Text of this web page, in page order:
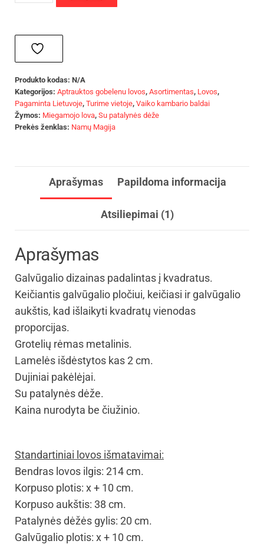
Produkto kodas: N/A
Kategorijos: Aptrauktos gobelenu lovos, Asortimentas, Lovos,
Pagaminta Lietuvoje, Turime vietoje, Vaiko kambario baldai
Žymos: Miegamojo lova, Su patalynės dėže
Prekės ženklas: Namų Magija
Aprašymas Papildoma informacija
Atsiliepimai (1)
Aprašymas
Galvūgalio dizainas padalintas į kvadratus.
Keičiantis galvūgalio pločiui, keičiasi ir galvūgalio
aukštis, kad išlaikyti kvadratų vienodas
proporcijas.
Grotelių rėmas metalinis.
Lamelės išdėstytos kas 2 cm.
Dujiniai pakėlėjai.
Su patalynės dėže.
Kaina nurodyta be čiužinio.
Standartiniai lovos išmatavimai:
Bendras lovos ilgis: 214 cm.
Korpuso plotis: x + 10 cm.
Korpuso aukštis: 38 cm.
Patalynės dėžės gylis: 20 cm.
Galvūgalio plotis: x + 10 cm.